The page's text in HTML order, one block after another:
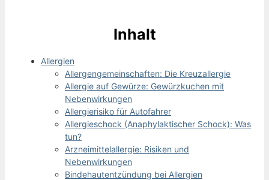
Inhalt
Allergien
Allergengemeinschaften: Die Kreuzallergie
Allergie auf Gewürze: Gewürzkuchen mit
Nebenwirkungen
Allergierisiko für Autofahrer
Allergieschock (Anaphylaktischer Schock): Was
tun?
Arzneimittelallergie: Risiken und
Nebenwirkungen
Bindehautentzündung bei Allergien